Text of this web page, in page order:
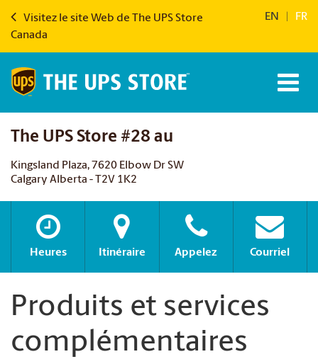
Visitez le site Web de The UPS Store
Canada
EN FR
The UPS Store #28 au
Kingsland Plaza, 7620 Elbow Dr SW
Calgary Alberta - T2V 1K2
Heures Itinéraire Appelez Courriel
Produits et services
complémentaires